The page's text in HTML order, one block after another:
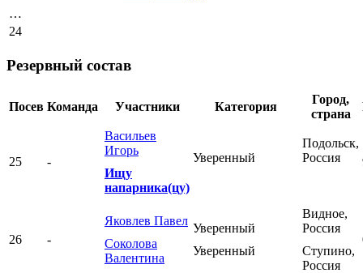
…
24
Резервный состав
Посев Команда Участники Категория
Город,
страна
25 -
Васильев
Игорь
Ищу
напарника(цу)
Уверенный
Подольск,
Россия
26 -
Яковлев Павел
Соколова
Валентина
Уверенный
Уверенный
Видное,
Россия
Ступино,
Россия